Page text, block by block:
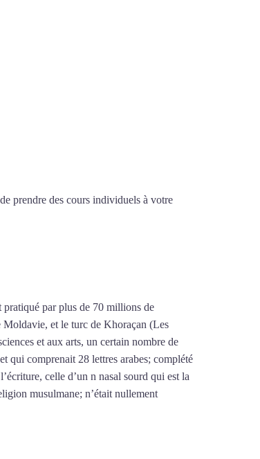
prendre des cours individuels à votre
pratiqué par plus de 70 millions de
Moldavie, et le turc de Khoraçan (Les
et aux arts, un certain nombre de
qui comprenait 28 lettres arabes; complété
celle d’un n nasal sourd qui est la
musulmane; n’était nullement